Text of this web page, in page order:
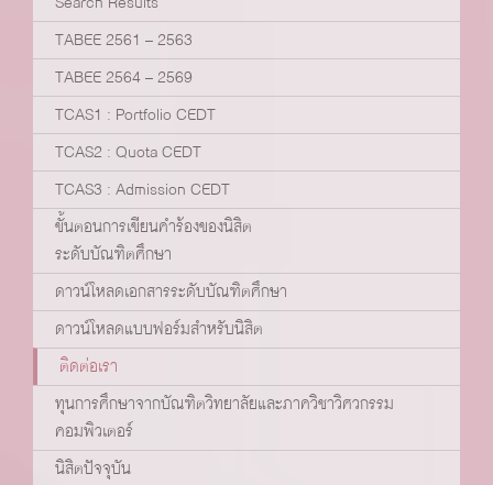
TABEE 2561 – 2563
TABEE 2564 – 2569
TCAS1 : Portfolio CEDT
TCAS2 : Quota CEDT
TCAS3 : Admission CEDT
ขั้นตอนการเขียนคำร้องของนิสิต
ระดับบัณฑิตศึกษา
ดาวน์โหลดเอกสารระดับบัณฑิตศึกษา
ดาวน์โหลดแบบฟอร์มสำหรับนิสิต
ติดต่อเรา
ทุนการศึกษาจากบัณฑิตวิทยาลัยและภาควิชาวิศวกรรม
คอมพิวเตอร์
นิสิตปัจจุบัน